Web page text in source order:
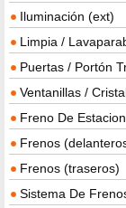
Iluminación (ext)
Limpia /
Puertas / Portón
Ventanillas /
Freno De
Frenos
Frenos (traseros)
Sistema De